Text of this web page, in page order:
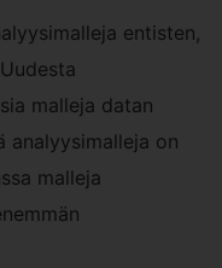
entisten,
malleja datan
analyysimalleja on
malleja